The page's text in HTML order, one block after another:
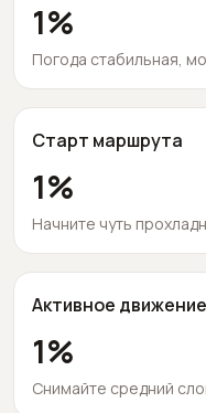
1%
Погода стабильная,
Старт маршрута
1%
Начните чуть
Активное движение
1%
Снимайте средний